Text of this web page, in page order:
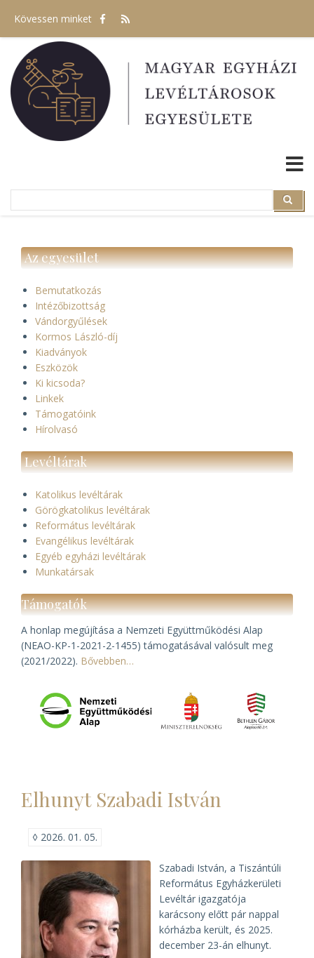
tartalomra
Kövessen minket
Search
Az egyesület
Bemutatkozás
Intézőbizottság
Vándorgyűlések
Kormos László-díj
Kiadványok
Eszközök
Ki kicsoda?
Linkek
Támogatóink
Hírolvasó
Levéltárak
Katolikus levéltárak
Görögkatolikus levéltárak
Református levéltárak
Evangélikus levéltárak
Egyéb egyházi levéltárak
Munkatársak
Támogatók
A honlap megújítása a Nemzeti Együttműködési Alap
(NEAO-KP-1-2021-2-1455) támogatásával valósult meg
(2021/2022). Bővebben…
Elhunyt Szabadi István
◊ 2026. 01. 05.
Szabadi István, a Tiszántúli
Református Egyházkerületi
Levéltár igazgatója
karácsony előtt pár nappal
kórházba került, és 2025.
december 23-án elhunyt.